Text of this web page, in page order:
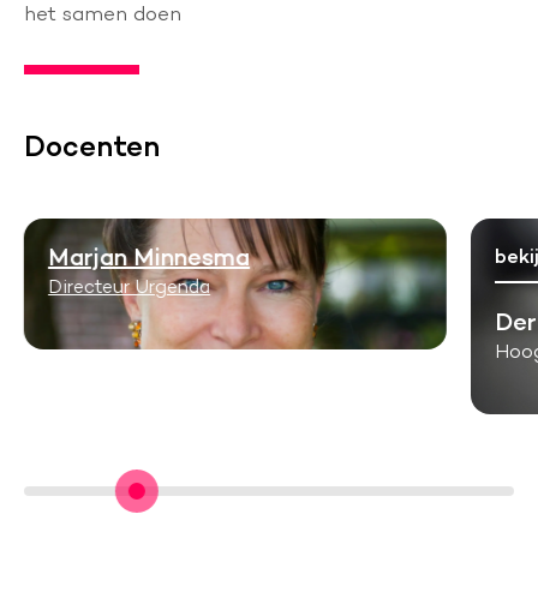
het samen doen
Docenten
Marjan Minnesma
Directeur Urgenda